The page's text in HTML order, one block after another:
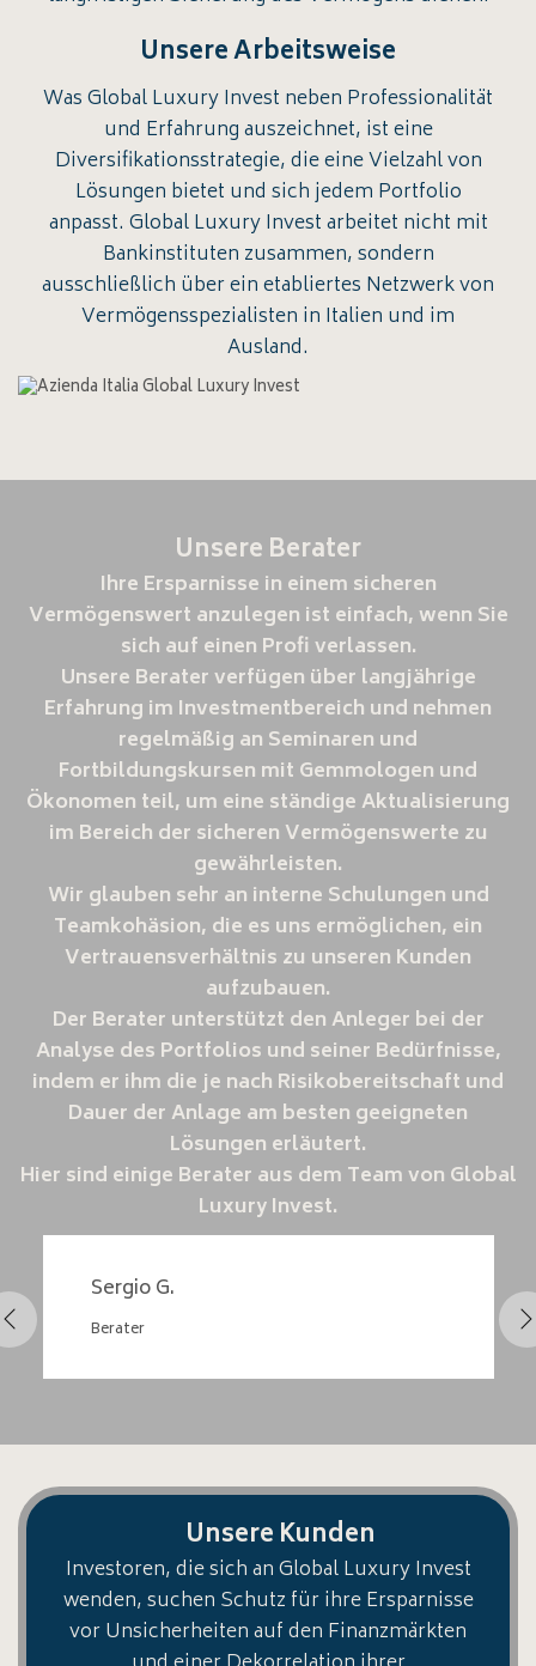
Unsere Arbeitsweise
Was Global Luxury Invest neben Professionalität
und Erfahrung auszeichnet, ist eine
Diversifikationsstrategie, die eine Vielzahl von
Lösungen bietet und sich jedem Portfolio
anpasst. Global Luxury Invest arbeitet nicht mit
Bankinstituten zusammen, sondern
ausschließlich über ein etabliertes Netzwerk von
Vermögensspezialisten in Italien und im
Ausland.
Unsere Berater
Ihre Ersparnisse in einem sicheren
Vermögenswert anzulegen ist einfach, wenn Sie
sich auf einen Profi verlassen.
Unsere Berater verfügen über langjährige
Erfahrung im Investmentbereich und nehmen
regelmäßig an Seminaren und
Fortbildungskursen mit Gemmologen und
Ökonomen teil, um eine ständige Aktualisierung
im Bereich der sicheren Vermögenswerte zu
gewährleisten.
Wir glauben sehr an interne Schulungen und
Teamkohäsion, die es uns ermöglichen, ein
Vertrauensverhältnis zu unseren Kunden
aufzubauen.
Der Berater unterstützt den Anleger bei der
Analyse des Portfolios und seiner Bedürfnisse,
indem er ihm die je nach Risikobereitschaft und
Dauer der Anlage am besten geeigneten
Lösungen erläutert.
Hier sind einige Berater aus dem Team von Global
Luxury Invest.
Sergio G.
Berater
Unsere Kunden
Investoren, die sich an Global Luxury Invest
wenden, suchen Schutz für ihre Ersparnisse
vor Unsicherheiten auf den Finanzmärkten